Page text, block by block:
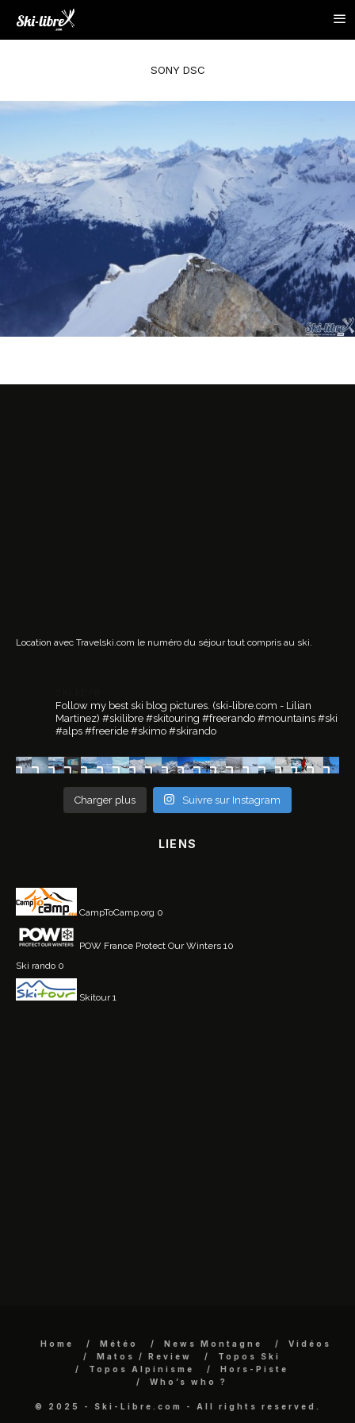
SONY DSC
Location avec Travelski.com le numéro du séjour tout compris au ski.
Follow my best ski blog pictures. (ski-libre.com - Lilian
Martinez) #skilibre #skitouring #freerando #mountains #ski
#alps #freeride #skimo #skirando
Charger plus Suivre sur Instagram
LIENS
CampToCamp.org 0
POW France Protect Our Winters 10
Ski rando 0
Skitour1
Home Météo News Montagne
Vidéos
Matos / Review
Topos Ski
Topos Alpinisme
Hors-Piste
Who’s who ?
© 2025 - Ski-Libre.com - All rights reserved.